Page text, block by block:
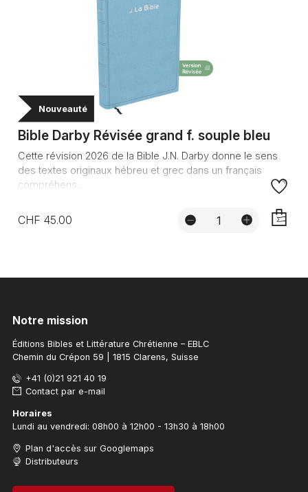
Nouveauté
Bible Darby Révisée grand f. souple bleu
Cette révision 2026 de la Bible J.N. Darby donne le sens
des textes originaux hébreu et grec dans un français
compréhens...
CHF 45.00
Notre mission
Éditions Bibles et Littérature Chrétienne – EBLC
Chemin du Crépon 59 | 1815 Clarens, Suisse
+41 (0)21 921 40 19
Contact par e-mail
Horaires
Lundi au vendredi: 08h00 à 12h00 - 13h30 à 18h00
Plan d'accès sur Googlemaps
Distributeurs